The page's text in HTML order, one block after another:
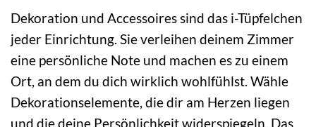
Dekoration und Accessoires sind das i-Tüpfelchen
jeder Einrichtung. Sie verleihen deinem Zimmer
eine persönliche Note und machen es zu einem
Ort, an dem du dich wirklich wohlfühlst. Wähle
Dekorationselemente, die dir am Herzen liegen
und die deine Persönlichkeit widerspiegeln. Das